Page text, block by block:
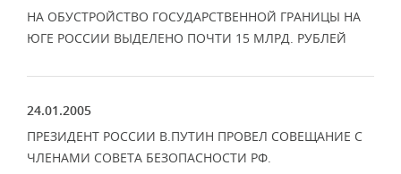
НА ОБУСТРОЙСТВО ГОСУДАРСТВЕННОЙ ГРАНИЦЫ НА
ЮГЕ РОССИИ ВЫДЕЛЕНО ПОЧТИ 15 МЛРД. РУБЛЕЙ
24.01.2005
ПРЕЗИДЕНТ РОССИИ В.ПУТИН ПРОВЕЛ СОВЕЩАНИЕ С
ЧЛЕНАМИ СОВЕТА БЕЗОПАСНОСТИ РФ.